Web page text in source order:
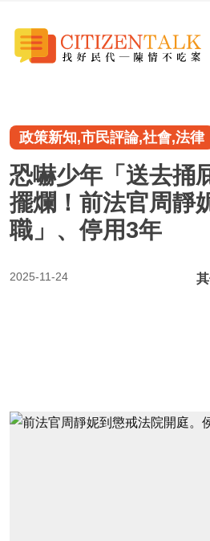
政策新知,市民評論,社會,法律
恐嚇少年「送去捅
擺爛！前法官周靜
職」、停用3年
2025-11-24